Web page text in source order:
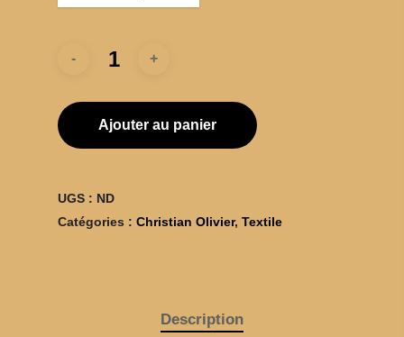
Ajouter au panier
UGS : ND
Catégories : Christian Olivier, Textile
DescriptionTÊTES RAIDES